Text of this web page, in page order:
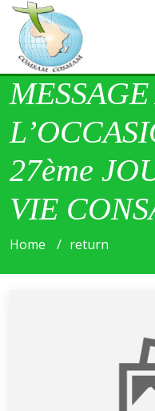
MESSAGE
27ème
VIE
Home return